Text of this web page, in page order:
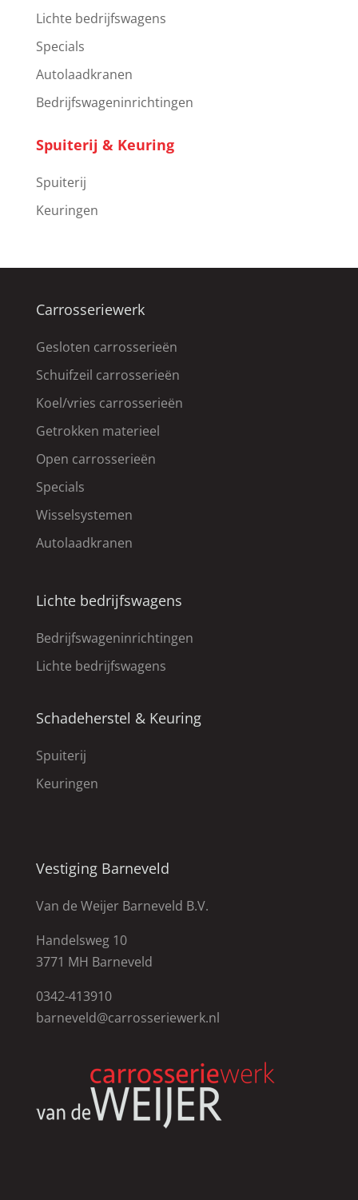
Lichte bedrijfswagens
Specials
Autolaadkranen
Bedrijfswageninrichtingen
Spuiterij & Keuring
Spuiterij
Keuringen
Carrosseriewerk
Gesloten carrosserieën
Schuifzeil carrosserieën
Koel/vries carrosserieën
Getrokken materieel
Open carrosserieën
Specials
Wisselsystemen
Autolaadkranen
Lichte bedrijfswagens
Bedrijfswageninrichtingen
Lichte bedrijfswagens
Schadeherstel & Keuring
Spuiterij
Keuringen
Vestiging Barneveld
Van de Weijer Barneveld B.V.
Handelsweg 10
3771 MH Barneveld
0342-413910
barneveld@carrosseriewerk.nl